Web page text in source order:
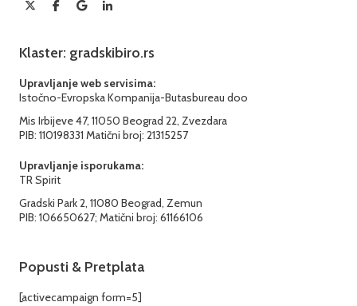
Klaster: gradskibiro.rs
Upravljanje web servisima:
Istočno-Evropska Kompanija-Butasbureau doo
Mis Irbijeve 47, 11050 Beograd 22, Zvezdara
PIB: 110198331 Matični broj: 21315257
Upravljanje isporukama:
TR Spirit
Gradski Park 2, 11080 Beograd, Zemun
PIB: 106650627; Matični broj: 61166106
Popusti & Pretplata
[activecampaign form=5]